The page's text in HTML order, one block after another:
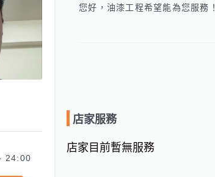
24:00
您好， 油漆工程希望能為您服務！
店家服務
店家目前暫無服務